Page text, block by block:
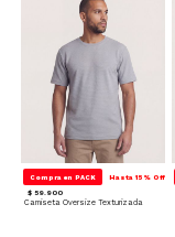
Compra en PACK Hasta 15% Off
$ 59.900
Camiseta Oversize Texturizada